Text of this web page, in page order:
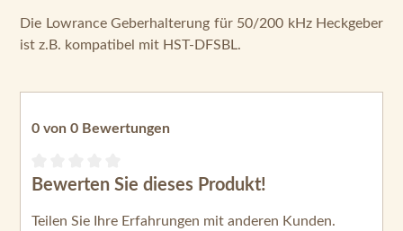
Die Lowrance Geberhalterung für 50/200 kHz Heckgeber
ist z.B. kompatibel mit HST-DFSBL.
0 von 0 Bewertungen
Durchschnittliche Bewertung von 0 von 5 Sternen
Bewerten Sie dieses Produkt!
Teilen Sie Ihre Erfahrungen mit anderen Kunden.